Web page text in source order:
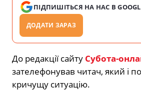
ПІДПИШІТЬСЯ НА НАС В
ДОДАТИ ЗАРАЗ
До редакції сайту Субота-
зателефонував читач, який і
кричущу ситуацію.